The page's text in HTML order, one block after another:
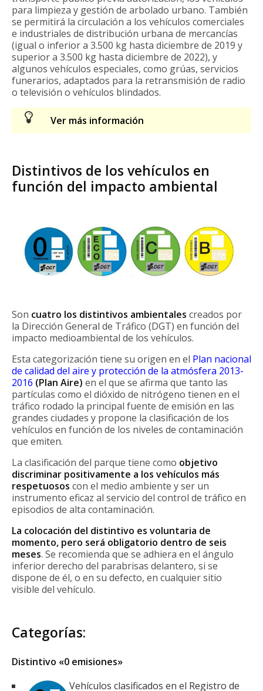
para limpieza y gestión de arbolado urbano. También
se permitirá la circulación a los vehículos comerciales
e industriales de distribución urbana de mercancías
(igual o inferior a 3.500 kg hasta diciembre de 2019 y
superior a 3.500 kg hasta diciembre de 2022), y
algunos vehículos especiales, como grúas, servicios
funerarios, adaptados para la retransmisión de radio
o televisión o vehículos blindados.
Ver más información
Distintivos de los vehículos en
función del impacto ambiental
Son cuatro los distintivos ambientales creados por
la Dirección General de Tráfico (DGT) en función del
impacto medioambiental de los vehículos.
Esta categorización tiene su origen en el Plan nacional
de calidad del aire y protección de la atmósfera 2013-
2016 (Plan Aire) en el que se afirma que tanto las
partículas como el dióxido de nitrógeno tienen en el
tráfico rodado la principal fuente de emisión en las
grandes ciudades y propone la clasificación de los
vehículos en función de los niveles de contaminación
que emiten.
La clasificación del parque tiene como objetivo
discriminar positivamente a los vehículos más
respetuosos con el medio ambiente y ser un
instrumento eficaz al servicio del control de tráfico en
episodios de alta contaminación.
La colocación del distintivo es voluntaria de
momento, pero será obligatorio dentro de seis
meses. Se recomienda que se adhiera en el ángulo
inferior derecho del parabrisas delantero, si se
dispone de él, o en su defecto, en cualquier sitio
visible del vehículo.
Categorías:
Distintivo «0 emisiones»
Vehículos clasificados en el Registro de